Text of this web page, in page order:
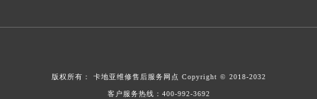
版权所有： 卡地亚维修售后服务网点 Copyright © 2018-2032
客户服务热线： 400-992-3692